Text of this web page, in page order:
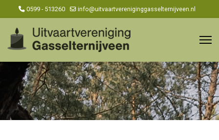
0599 - 513260 info@uitvaartvereniginggasselternijveen.nl